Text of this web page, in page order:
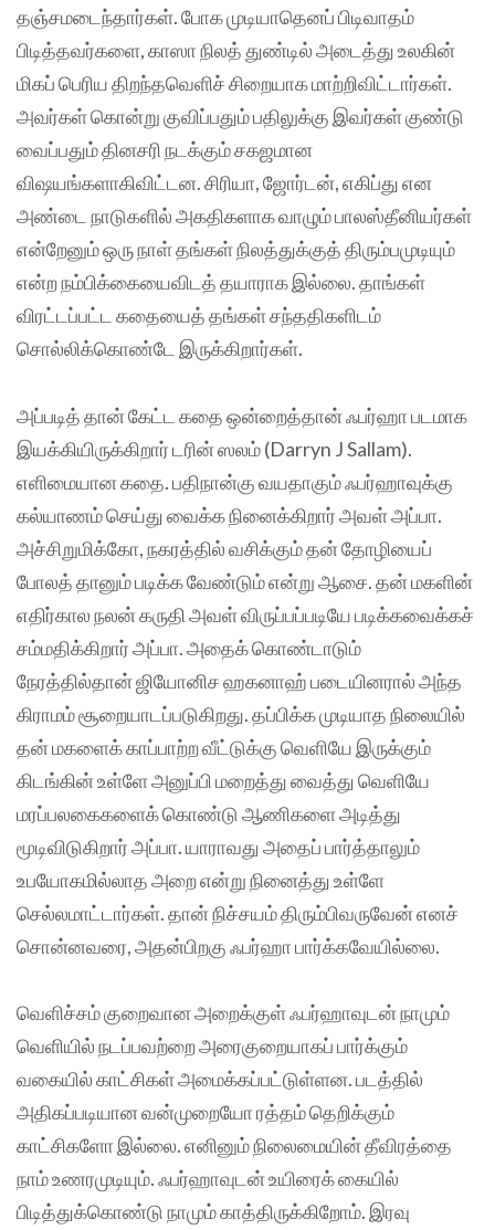
தஞ்சமடைந்தார்கள். போக முடியாதெனப் பிடிவாதம்
பிடித்தவர்களை, காஸா நிலத் துண்டில் அடைத்து உலகின்
மிகப் பெரிய திறந்தவெளிச் சிறையாக மாற்றிவிட்டார்கள்.
அவர்கள் கொன்று குவிப்பதும் பதிலுக்கு இவர்கள் குண்டு
வைப்பதும் தினசரி நடக்கும் சகஜமான
விஷயங்களாகிவிட்டன. சிரியா, ஜோர்டன், எகிப்து என
அண்டை நாடுகளில் அகதிகளாக வாழும் பாலஸ்தீனியர்கள்
என்றேனும் ஒரு நாள் தங்கள் நிலத்துக்குத் திரும்பமுடியும்
என்ற நம்பிக்கையைவிடத் தயாராக இல்லை. தாங்கள்
விரட்டப்பட்ட கதையைத் தங்கள் சந்ததிகளிடம்
சொல்லிக்கொண்டே இருக்கிறார்கள்.
அப்படித் தான் கேட்ட கதை ஒன்றைத்தான் ஃபர்ஹா படமாக
இயக்கியிருக்கிறார் டரின் ஸலம் (Darryn J Sallam).
எளிமையான கதை. பதிநான்கு வயதாகும் ஃபர்ஹாவுக்கு
கல்யாணம் செய்து வைக்க நினைக்கிறார் அவள் அப்பா.
அச்சிறுமிக்கோ, நகரத்தில் வசிக்கும் தன் தோழியைப்
போலத் தானும் படிக்க வேண்டும் என்று ஆசை. தன் மகளின்
எதிர்கால நலன் கருதி அவள் விருப்பப்படியே படிக்கவைக்கச்
சம்மதிக்கிறார் அப்பா. அதைக் கொண்டாடும்
நேரத்தில்தான் ஜியோனிச ஹகனாஹ் படையினரால் அந்த
கிராமம் சூறையாடப்படுகிறது. தப்பிக்க முடியாத நிலையில்
தன் மகளைக் காப்பாற்ற வீட்டுக்கு வெளியே இருக்கும்
கிடங்கின் உள்ளே அனுப்பி மறைத்து வைத்து வெளியே
மரப்பலகைகளைக் கொண்டு ஆணிகளை அடித்து
மூடிவிடுகிறார் அப்பா. யாராவது அதைப் பார்த்தாலும்
உபயோகமில்லாத அறை என்று நினைத்து உள்ளே
செல்லமாட்டார்கள். தான் நிச்சயம் திரும்பிவருவேன் எனச்
சொன்னவரை, அதன்பிறகு ஃபர்ஹா பார்க்கவேயில்லை.
வெளிச்சம் குறைவான அறைக்குள் ஃபர்ஹாவுடன் நாமும்
வெளியில் நடப்பவற்றை அரைகுறையாகப் பார்க்கும்
வகையில் காட்சிகள் அமைக்கப்பட்டுள்ளன. படத்தில்
அதிகப்படியான வன்முறையோ ரத்தம் தெறிக்கும்
காட்சிகளோ இல்லை. எனினும் நிலைமையின் தீவிரத்தை
நாம் உணரமுடியும். ஃபர்ஹாவுடன் உயிரைக் கையில்
பிடித்துக்கொண்டு நாமும் காத்திருக்கிறோம். இரவு